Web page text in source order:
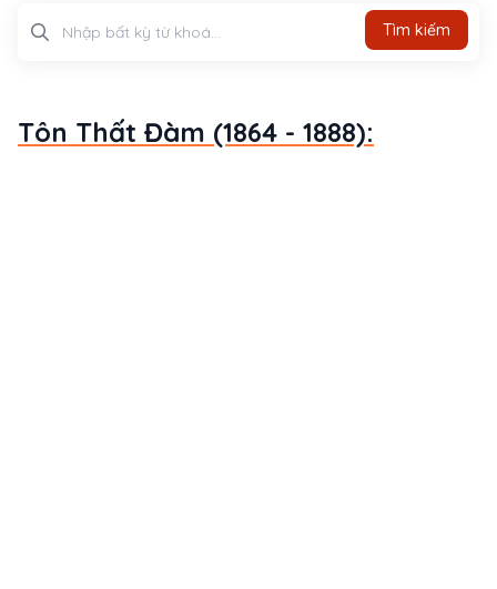
Tìm kiếm
Tôn Thất Đàm (1864 - 1888):